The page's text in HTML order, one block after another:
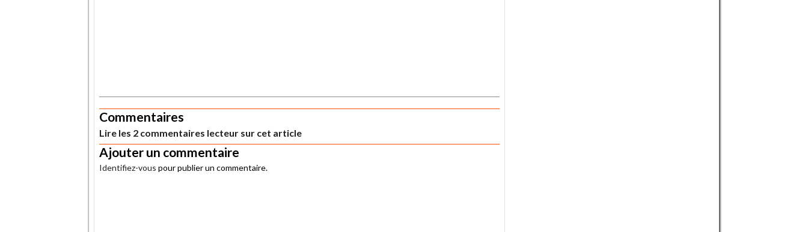
Commentaires
Lire les 2 commentaires lecteur sur cet article
Ajouter un commentaire
Identifiez-vous pour publier un commentaire.